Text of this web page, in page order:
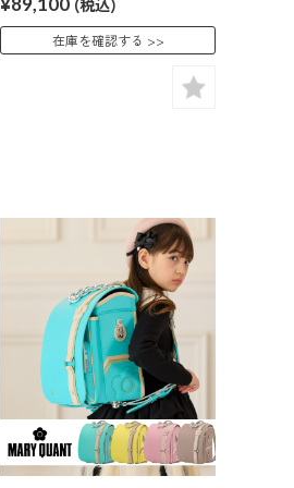
在庫を確認する